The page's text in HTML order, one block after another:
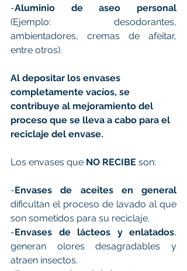
-Aluminio de aseo personal
(Ejemplo: desodorantes,
ambientadores, cremas de afeitar,
entre otros).
Al depositar los envases
completamente vacíos, se
contribuye al mejoramiento del
proceso que se lleva a cabo para el
reciclaje del envase.
Los envases que NO RECIBE son:
-Envases de aceites en general
dificultan el proceso de lavado al que
son sometidos para su reciclaje.
-Envases de lácteos y enlatados,
generan olores desagradables y
atraen insectos.